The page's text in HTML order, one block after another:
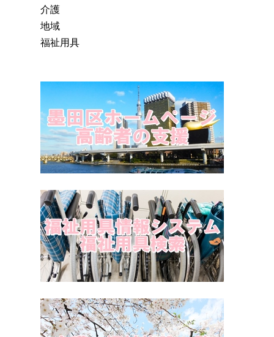
介護
地域
福祉用具